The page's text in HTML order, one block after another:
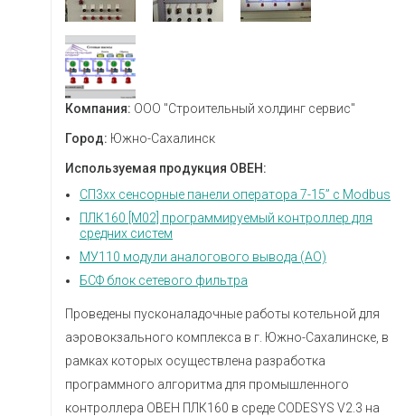
Компания: ООО "Строительный холдинг сервис"
Город: Южно-Сахалинск
Используемая продукция ОВЕН:
СП3хх сенсорные панели оператора 7-15” с Modbus
ПЛК160 [М02] программируемый контроллер для
средних систем
МУ110 модули аналогового вывода (AO)
БСФ блок сетевого фильтра
Проведены пусконаладочные работы котельной для
аэровокзального комплекса в г. Южно-Сахалинске, в
рамках которых осуществлена разработка
программного алгоритма для промышленного
контроллера ОВЕН ПЛК160 в среде CODESYS V2.3 на